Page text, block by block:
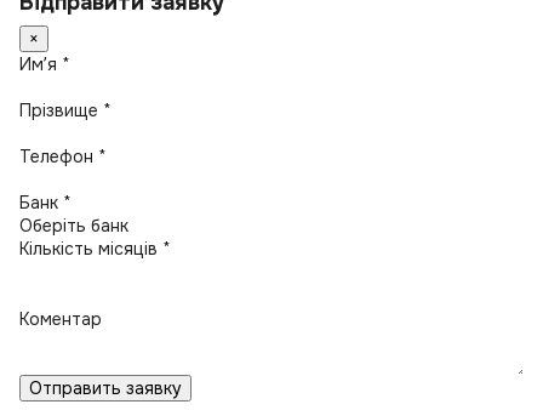
×
Имʼя *
Прізвище *
Телефон *
Банк *
Кількість місяців *
Коментар
Отправить заявку